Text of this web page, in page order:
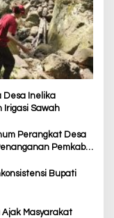
Desa Inelika
Irigasi Sawah
Perangkat Desa
Pemkab
Bupati
Ajak Masyarakat